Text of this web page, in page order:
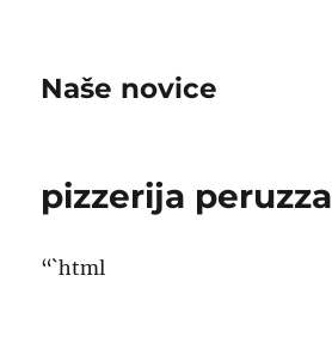
Naše novice
pizzerija peruzza
“`html